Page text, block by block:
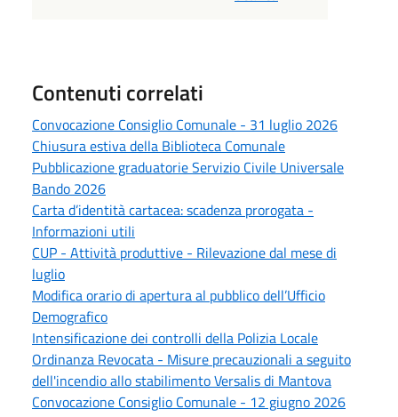
Contenuti correlati
Convocazione Consiglio Comunale - 31 luglio 2026
Chiusura estiva della Biblioteca Comunale
Pubblicazione graduatorie Servizio Civile Universale
Bando 2026
Carta d’identità cartacea: scadenza prorogata -
Informazioni utili
CUP - Attività produttive - Rilevazione dal mese di
luglio
Modifica orario di apertura al pubblico dell’Ufficio
Demografico
Intensificazione dei controlli della Polizia Locale
Ordinanza Revocata - Misure precauzionali a seguito
dell'incendio allo stabilimento Versalis di Mantova
Convocazione Consiglio Comunale - 12 giugno 2026